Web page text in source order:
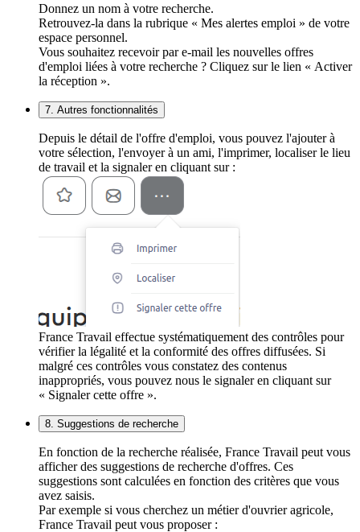
Donnez un nom à votre recherche.
Retrouvez-la dans la rubrique « Mes alertes emploi » de votre
espace personnel.
Vous souhaitez recevoir par e-mail les nouvelles offres
d'emploi liées à votre recherche ? Cliquez sur le lien « Activer
la réception ».
7. Autres fonctionnalités
Depuis le détail de l'offre d'emploi, vous pouvez l'ajouter à
votre sélection, l'envoyer à un ami, l'imprimer, localiser le lieu
de travail et la signaler en cliquant sur :
France Travail effectue systématiquement des contrôles pour
vérifier la légalité et la conformité des offres diffusées. Si
malgré ces contrôles vous constatez des contenus
inappropriés, vous pouvez nous le signaler en cliquant sur
« Signaler cette offre ».
8. Suggestions de recherche
En fonction de la recherche réalisée, France Travail peut vous
afficher des suggestions de recherche d'offres. Ces
suggestions sont calculées en fonction des critères que vous
avez saisis.
Par exemple si vous cherchez un métier d'ouvrier agricole,
France Travail peut vous proposer :